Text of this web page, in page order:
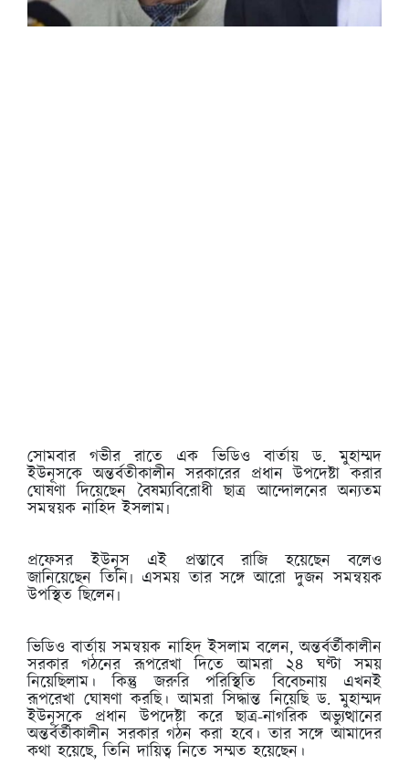
সোমবার গভীর রাতে এক ভিডিও বার্তায় ড. মুহাম্মদ
ইউনূসকে অন্তর্বতীকালীন সরকারের প্রধান উপদেষ্টা করার
ঘোষণা দিয়েছেন বৈষম্যবিরোধী ছাত্র আন্দোলনের অন্যতম
সমন্বয়ক নাহিদ ইসলাম৷
প্রফেসর ইউনূস এই প্রস্তাবে রাজি হয়েছেন বলেও
জানিয়েছেন তিনি৷ এসময় তার সঙ্গে আরো দুজন সমন্বয়ক
উপস্থিত ছিলেন৷
ভিডিও বার্তায় সমন্বয়ক নাহিদ ইসলাম বলেন, অন্তর্বর্তীকালীন
সরকার গঠনের রূপরেখা দিতে আমরা ২৪ ঘণ্টা সময়
নিয়েছিলাম। কিন্তু জরুরি পরিস্থিতি বিবেচনায় এখনই
রূপরেখা ঘোষণা করছি। আমরা সিদ্ধান্ত নিয়েছি ড. মুহাম্মদ
ইউনূসকে প্রধান উপদেষ্টা করে ছাত্র-নাগরিক অভ্যুত্থানের
অন্তর্বর্তীকালীন সরকার গঠন করা হবে। তার সঙ্গে আমাদের
কথা হয়েছে, তিনি দায়িত্ব নিতে সম্মত হয়েছেন।